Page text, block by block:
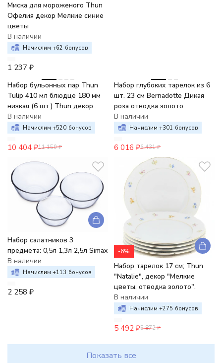
Миска для мороженого Thun
Офелия декор Мелкие синие
цветы
В наличии
Начислим +62 бонусов
1 237 ₽
-7%
Набор бульонных пар Thun
Tulip 410 мл блюдце 180 мм
низкая (6 шт.) Thun декор
Отводка золото
В наличии
Начислим +520 бонусов
10 404 ₽11 150 ₽
Набор глубоких тарелок из 6
шт. 23 см Bernadotte Дикая
роза отводка золото
В наличии
Начислим +301 бонусов
6 016 ₽6 431 ₽
Набор салатников 3
предмета: 0,5л 1,3л 2,5л Simax
В наличии
Начислим +113 бонусов
2 258 ₽
-6%
Набор тарелок 17 см; Thun
"Natalie", декор "Мелкие
цветы, отводка золото",
В наличии
Начислим +275 бонусов
5 492 ₽5 872 ₽
Показать все